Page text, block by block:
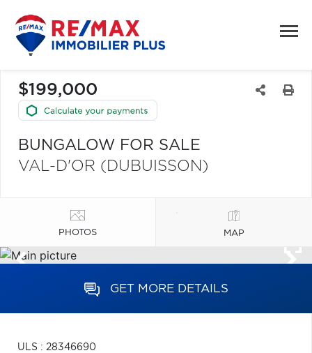
$199,000
BUNGALOW FOR SALE
VAL-D'OR (DUBUISSON)
PHOTOS MAP
GET MORE DETAILS
ULS : 28346690